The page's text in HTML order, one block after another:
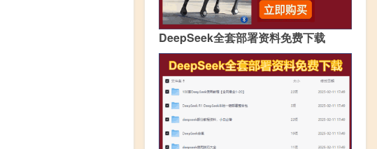
DeepSeek全套部署资料免费下载